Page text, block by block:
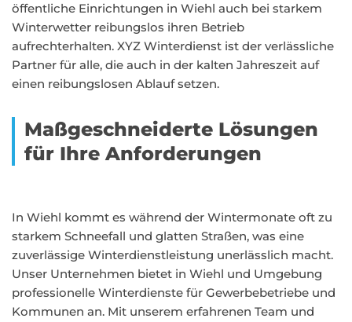
öffentliche Einrichtungen in Wiehl auch bei starkem
Winterwetter reibungslos ihren Betrieb
aufrechterhalten. XYZ Winterdienst ist der verlässliche
Partner für alle, die auch in der kalten Jahreszeit auf
einen reibungslosen Ablauf setzen.
Maßgeschneiderte Lösungen
für Ihre Anforderungen
In Wiehl kommt es während der Wintermonate oft zu
starkem Schneefall und glatten Straßen, was eine
zuverlässige Winterdienstleistung unerlässlich macht.
Unser Unternehmen bietet in Wiehl und Umgebung
professionelle Winterdienste für Gewerbebetriebe und
Kommunen an. Mit unserem erfahrenen Team und